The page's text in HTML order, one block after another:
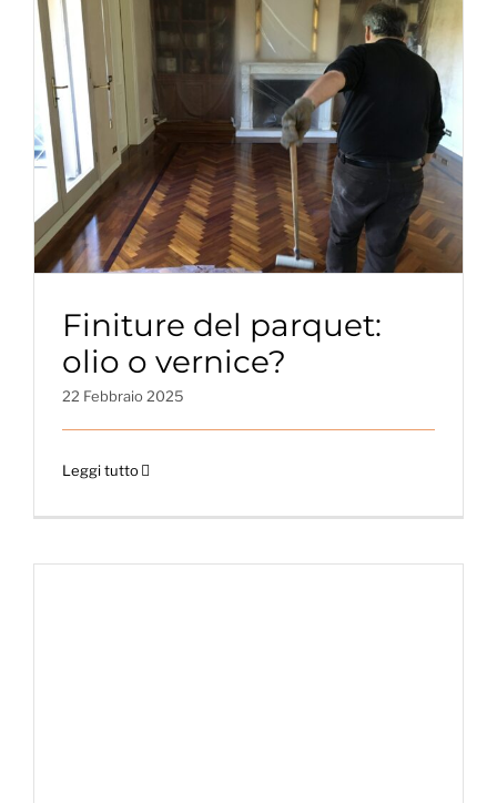
Finiture del parquet:
olio o vernice?
22 Febbraio 2025
Leggi tutto